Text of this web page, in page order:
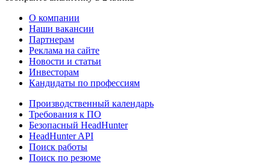
О компании
Наши вакансии
Партнерам
Реклама на сайте
Новости и статьи
Инвесторам
Кандидаты по профессиям
Производственный календарь
Требования к ПО
Безопасный HeadHunter
HeadHunter API
Поиск работы
Поиск по резюме